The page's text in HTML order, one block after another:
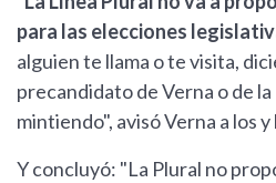
para las elecciones
alguien te llama o te visita,
precandidato de Verna o de
mintiendo", avisó Verna a los
Y concluyó: "La Plural no